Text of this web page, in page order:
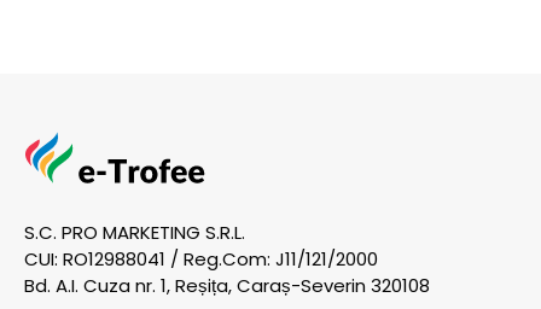
S.C. PRO MARKETING S.R.L.
CUI: RO12988041 / Reg.Com: J11/121/2000
Bd. A.I. Cuza nr. 1, Reșița, Caraș-Severin 320108